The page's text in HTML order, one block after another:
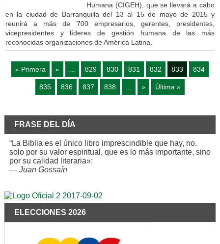
Humana (CIGEH), que se llevará a cabo
en la ciudad de Barranquilla del 13 al 15 de mayo de 2015 y
reunirá a más de 700 empresarios, gerentes, presidentes,
vicepresidentes y líderes de gestión humana de las más
reconocidas organizaciones de América Latina.
« Primera « 829 830 831 832 833 834
835 836 837 838 » Última »
FRASE DEL DÍA
“La Biblia es el único libro imprescindible que hay, no.
solo por su valor espiritual, que es lo más importante, sino
por su calidad literaria»:
— Juan Gossaín
ELECCIONES 2026